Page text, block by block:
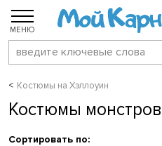
МЕНЮ
Костюмы на Хэллоуин
Костюмы монстров
Сортировать по: